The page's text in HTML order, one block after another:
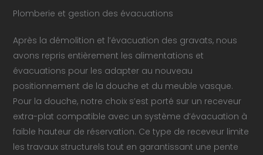
Plomberie et gestion des évacuations
Après la démolition et l’évacuation des gravats, nous
avons repris entièrement les alimentations et
évacuations pour les adapter au nouveau
positionnement de la douche et du meuble vasque.
Pour la douche, notre choix s’est porté sur un receveur
extra-plat compatible avec un système d’évacuation à
faible hauteur de réservation. Ce type de receveur limite
les travaux structurels tout en garantissant une pente